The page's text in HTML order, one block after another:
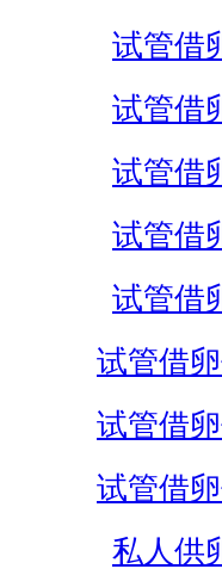
试管借
试管借
试管借
试管借
试管借
试管借
试管借
试管借
私人供